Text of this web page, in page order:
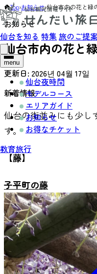
仙台を知る 特集旅のご提案
menu
仙台夜時間
モデルコース
エリアガイド
お知らせ
お得なチケット
教育旅行
Top›お知らせ›仙台市内の花と緑
お知らせ
仙台市内の花と
更新日: 2026년 04월 17일
新着情報
仙台の街並みにも少し
す。
【藤】
子平町の藤